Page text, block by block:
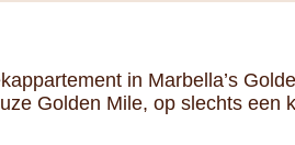
in Marbella’s
Golden Mile, op slechts